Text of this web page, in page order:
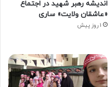
اندیشه رهبر شهید در اجتماع
«عاشقان ولایت» ساری
1 روز پیش